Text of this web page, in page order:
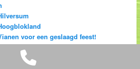
voor een geslaagd feest!